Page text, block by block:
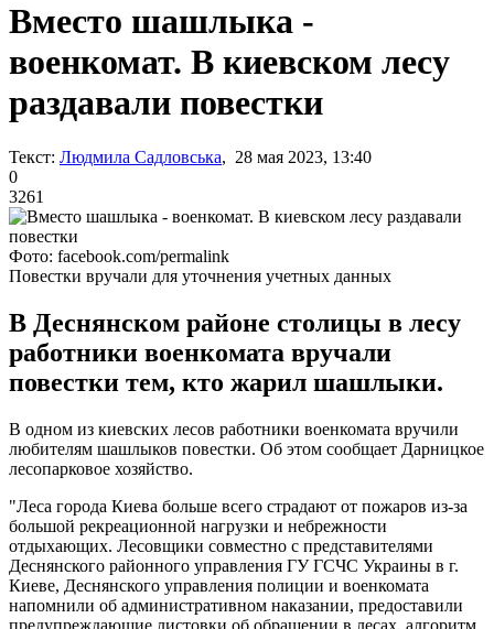
Вместо шашлыка -
военкомат. В киевском лесу
раздавали повестки
Текст: Людмила Садловська, 28 мая 2023, 13:40
0
3261
Фото: facebook.com/permalink
Повестки вручали для уточнения учетных данных
В Деснянском районе столицы в лесу
работники военкомата вручали
повестки тем, кто жарил шашлыки.
В одном из киевских лесов работники военкомата вручили
любителям шашлыков повестки. Об этом сообщает Дарницкое
лесопарковое хозяйство.
"Леса города Киева больше всего страдают от пожаров из-за
большой рекреационной нагрузки и небрежности
отдыхающих. Лесовщики совместно с представителями
Деснянского районного управления ГУ ГСЧС Украины в г.
Киеве, Деснянского управления полиции и военкомата
напомнили об административном наказании, предоставили
предупреждающие листовки об обращении в лесах, алгоритм